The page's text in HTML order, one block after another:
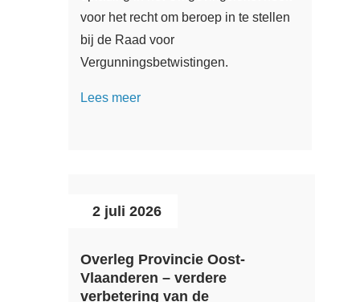
voor het recht om beroep in te stellen
bij de Raad voor
Vergunningsbetwistingen.
Lees meer
2 juli 2026
Overleg Provincie Oost-
Vlaanderen – verdere
verbetering van de